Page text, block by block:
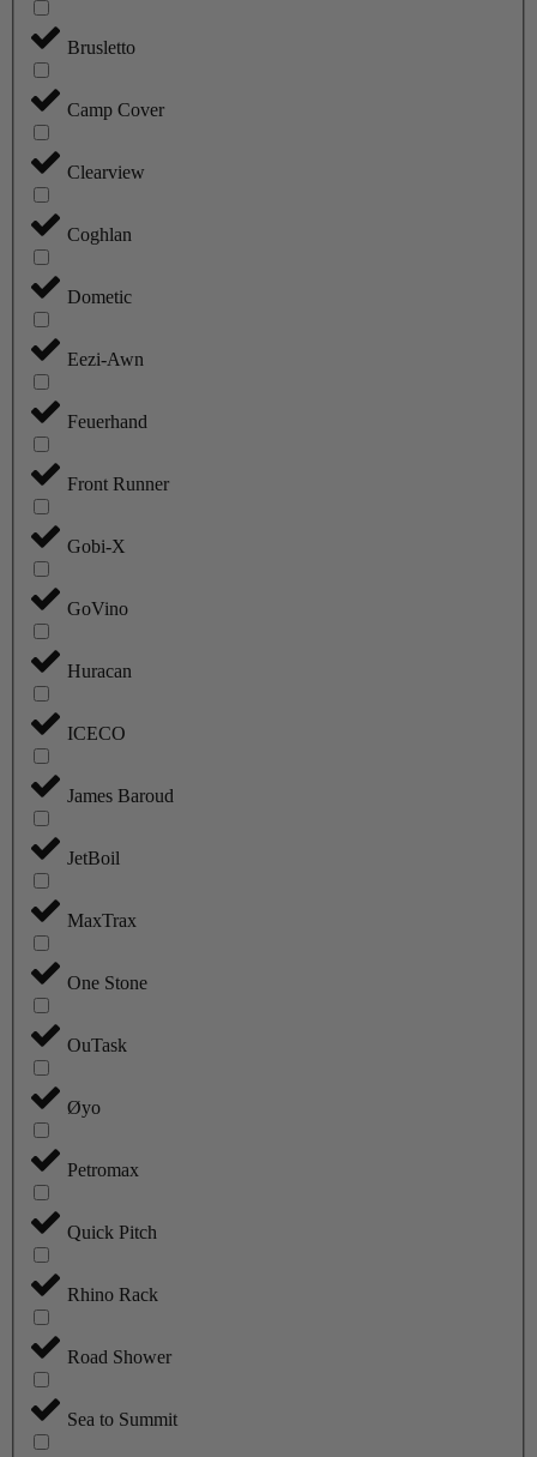
Brusletto
Camp Cover
Clearview
Coghlan
Dometic
Eezi-Awn
Feuerhand
Front Runner
Gobi-X
GoVino
Huracan
ICECO
James Baroud
JetBoil
MaxTrax
One Stone
OuTask
Øyo
Petromax
Quick Pitch
Rhino Rack
Road Shower
Sea to Summit